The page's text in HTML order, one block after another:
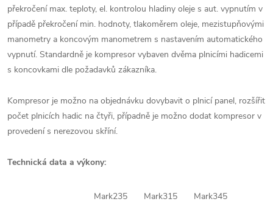
překročení max. teploty, el. kontrolou hladiny oleje s aut. vypnutím v
případě překročení min. hodnoty, tlakoměrem oleje, mezistupňovými
manometry a koncovým manometrem s nastavením automatického
vypnutí. Standardně je kompresor vybaven dvěma plnicími hadicemi
s koncovkami dle požadavků zákazníka.
Kompresor je možno na objednávku dovybavit o plnicí panel, rozšířit
počet plnicích hadic na čtyři, případně je možno dodat kompresor v
provedení s nerezovou skříní.
Technická data a výkony:
Mark235 Mark315 Mark345